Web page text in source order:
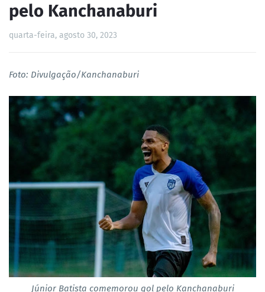
pelo Kanchanaburi
quarta-feira, agosto 30, 2023
Foto: Divulgação/Kanchanaburi
Júnior Batista comemorou gol pelo Kanchanaburi